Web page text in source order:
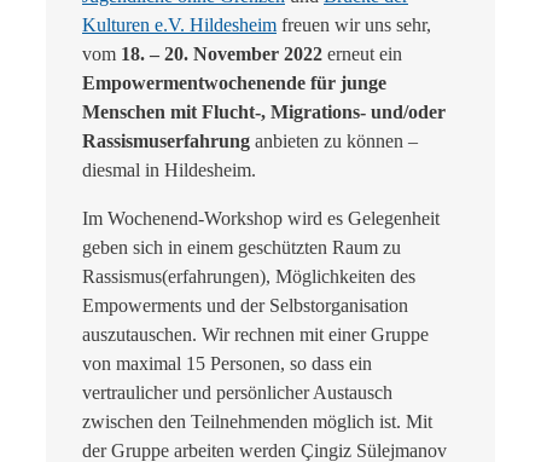
Kulturen e.V. Hildesheim freuen wir uns sehr,
vom 18. – 20. November 2022 erneut ein
Empowermentwochenende für junge
Menschen mit Flucht-, Migrations- und/oder
Rassismuserfahrung anbieten zu können –
diesmal in Hildesheim.
Im Wochenend-Workshop wird es Gelegenheit
geben sich in einem geschützten Raum zu
Rassismus(erfahrungen), Möglichkeiten des
Empowerments und der Selbstorganisation
auszutauschen. Wir rechnen mit einer Gruppe
von maximal 15 Personen, so dass ein
vertraulicher und persönlicher Austausch
zwischen den Teilnehmenden möglich ist. Mit
der Gruppe arbeiten werden Çingiz Sülejmanov